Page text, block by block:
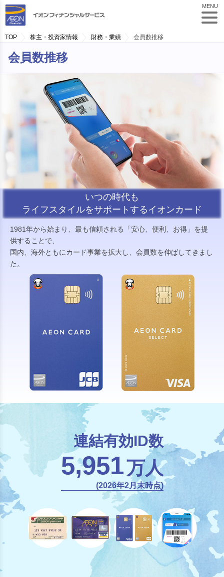
MENU
TOP 株主・投資家情報 財務・業績 会員数推移
会員数推移
いつの時代も
ライフスタイルをサポートするイオンカード
1981年から始まり、最も信頼される「安心、便利、お得」を提
供することで、
国内、海外ともにカード事業を拡大し、会員数を伸ばしてきまし
た。
連結有効ID数
5,951万人
(2026年2月末時点)